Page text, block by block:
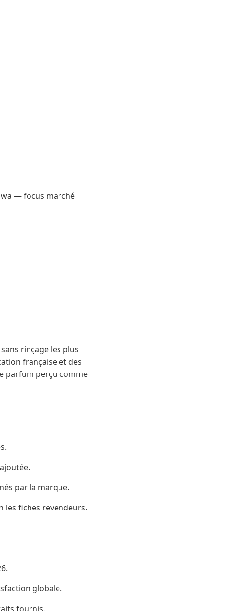
— focus marché
rinçage les plus
française et des
parfum perçu comme
par la marque.
les fiches revendeurs.
globale.
fournis.